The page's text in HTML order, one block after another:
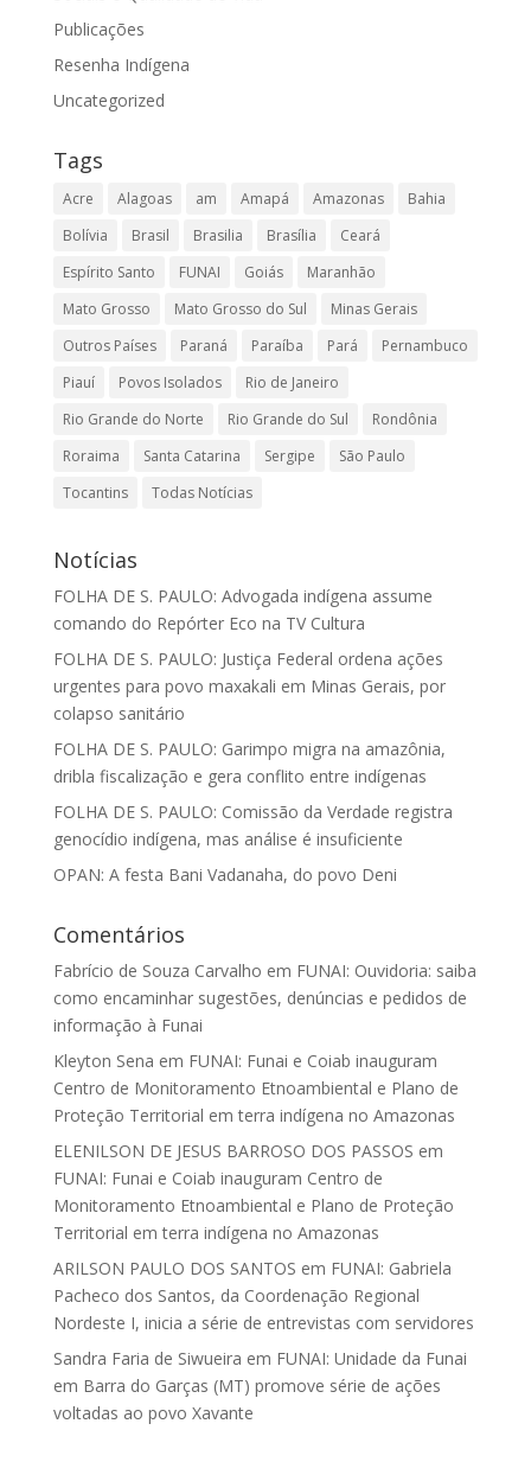
Publicações
Resenha Indígena
Uncategorized
Tags
Acre Alagoas am Amapá Amazonas
Bahia
Bolívia
Brasil Brasilia Brasília
Ceará
Espírito Santo
FUNAI Goiás
Maranhão
Mato Grosso
Mato Grosso do Sul
Minas Gerais
Outros Países
Paraná Paraíba Pará
Pernambuco
Piauí
Povos Isolados
Rio de Janeiro
Rio Grande do Norte
Rio Grande do Sul
Rondônia
Roraima
Santa Catarina Sergipe
São Paulo
Tocantins
Todas Notícias
Notícias
FOLHA DE S. PAULO: Advogada indígena assume
comando do Repórter Eco na TV Cultura
FOLHA DE S. PAULO: Justiça Federal ordena ações
urgentes para povo maxakali em Minas Gerais, por
colapso sanitário
FOLHA DE S. PAULO: Garimpo migra na amazônia,
dribla fiscalização e gera conflito entre indígenas
FOLHA DE S. PAULO: Comissão da Verdade registra
genocídio indígena, mas análise é insuficiente
OPAN: A festa Bani Vadanaha, do povo Deni
Comentários
Fabrício de Souza Carvalho em FUNAI: Ouvidoria: saiba
como encaminhar sugestões, denúncias e pedidos de
informação à Funai
Kleyton Sena em FUNAI: Funai e Coiab inauguram
Centro de Monitoramento Etnoambiental e Plano de
Proteção Territorial em terra indígena no Amazonas
ELENILSON DE JESUS BARROSO DOS PASSOS em
FUNAI: Funai e Coiab inauguram Centro de
Monitoramento Etnoambiental e Plano de Proteção
Territorial em terra indígena no Amazonas
ARILSON PAULO DOS SANTOS em FUNAI: Gabriela
Pacheco dos Santos, da Coordenação Regional
Nordeste I, inicia a série de entrevistas com servidores
Sandra Faria de Siwueira em FUNAI: Unidade da Funai
em Barra do Garças (MT) promove série de ações
voltadas ao povo Xavante